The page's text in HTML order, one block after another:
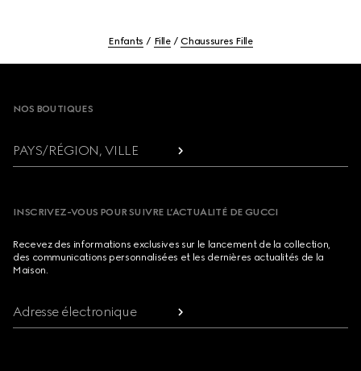
Enfants Fille Chaussures Fille
NOS BOUTIQUES
PAYS/RÉGION, VILLE
INSCRIVEZ-VOUS POUR SUIVRE L’ACTUALITÉ DE GUCCI
Recevez des informations exclusives sur le lancement de la collection,
des communications personnalisées et les dernières actualités de la
Maison.
Adresse électronique